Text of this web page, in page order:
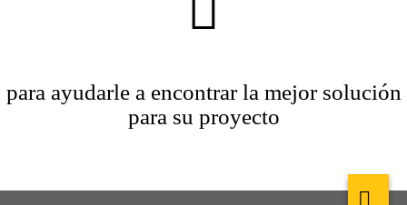
para ayudarle a encontrar la mejor solución
para su proyecto